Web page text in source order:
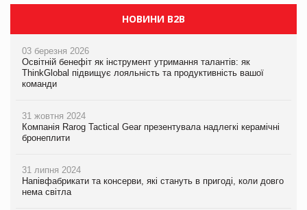
НОВИНИ B2B
03 березня 2026
Освітній бенефіт як інструмент утримання талантів: як
ThinkGlobal підвищує лояльність та продуктивність вашої
команди
31 жовтня 2024
Компанія Rarog Tactical Gear презентувала надлегкі керамічні
бронеплити
31 липня 2024
Напівфабрикати та консерви, які стануть в пригоді, коли довго
нема світла